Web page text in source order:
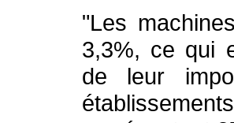
"Les
3,3%, ce qui
de leur